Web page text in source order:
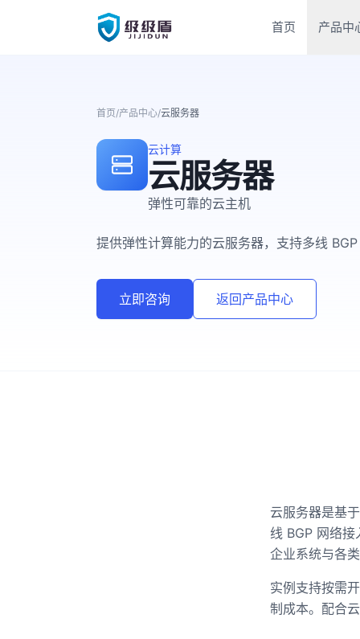
首页 产品中
首页/产品中心/云服务器
云计算
云服务器
弹性可靠的云主机
提供弹性计算能力的云服务器，支持多线
立即咨询 返回产品中心
云服务器是基
线 BGP 网络
企业系统与各
实例支持按需
制成本。配合